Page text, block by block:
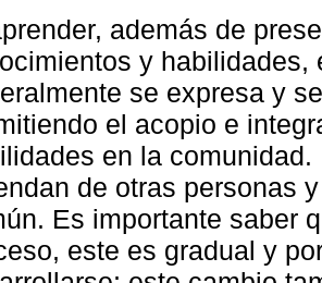
además de
y habilidades,
se expresa y
el acopio e
en la
de otras personas
Es importante saber
este es gradual y